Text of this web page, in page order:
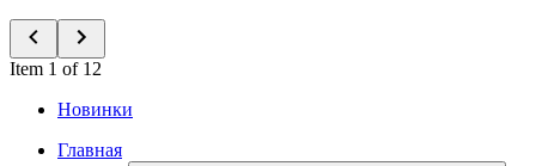
Item 1 of 12
Новинки
Главная